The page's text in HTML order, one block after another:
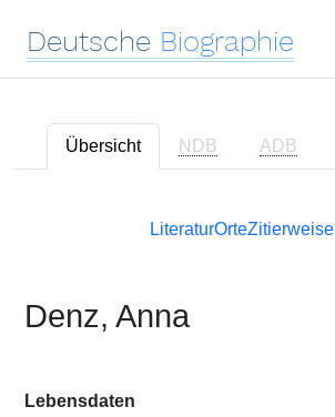
Deutsche Biographie
Übersicht NDB ADB
LiteraturOrteZitierweise
Denz, Anna
Lebensdaten